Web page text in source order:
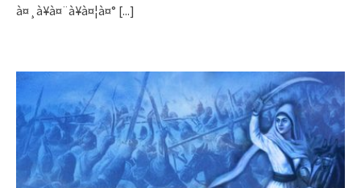
à¤¸à¥à¤¨à¥à¤¦à¤° [...]